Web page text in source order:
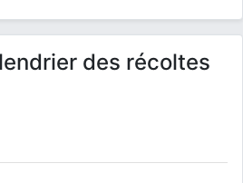
des récoltes